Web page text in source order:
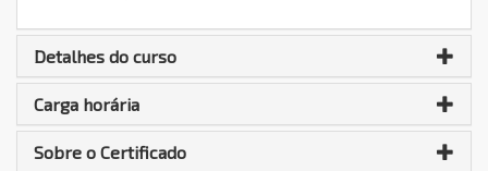
Detalhes do curso
Carga horária
Sobre o Certificado